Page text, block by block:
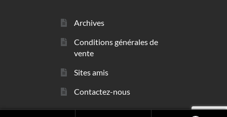
Archives
Conditions générales de
vente
Sites amis
Contactez-nous